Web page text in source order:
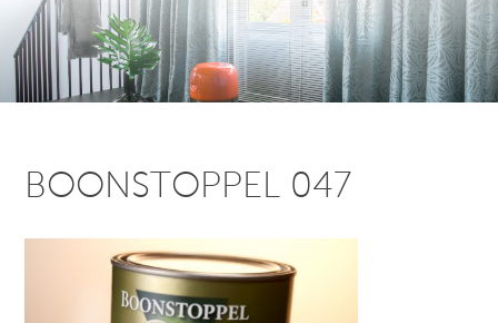
BOONSTOPPEL 047